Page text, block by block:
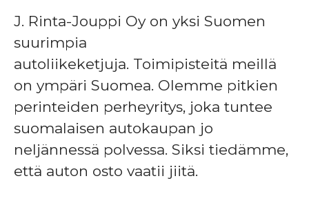
J. Rinta-Jouppi Oy on yksi Suomen
suurimpia
autoliikeketjuja. Toimipisteitä meillä
on ympäri Suomea. Olemme pitkien
perinteiden perheyritys, joka tuntee
suomalaisen autokaupan jo
neljännessä polvessa. Siksi tiedämme,
että auton osto vaatii jiitä.